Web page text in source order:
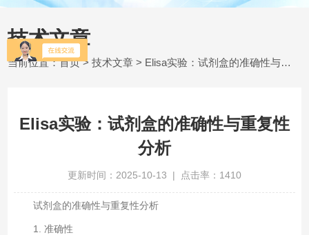
技术文章
当前位置：首页>技术文章 > Elisa实验：试剂盒的准确性与重复性分析
Elisa实验：试剂盒的准确性与重复性
分析
更新时间：2025-10-13 | 点击率：1410
试剂盒的准确性与重复性分析
1. ‌准确性‌